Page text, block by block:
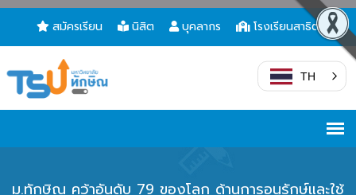
สมัครเรียน นิสิต บุคลากร โรงเรียนสาธิต
TH
ม.ทักษิณ คว้าอันดับ 79 ของโลก ด้านการอนุรักษ์และใช้